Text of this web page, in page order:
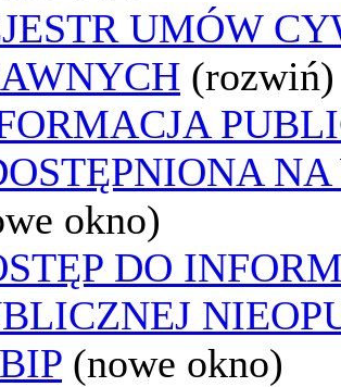
UMÓW
(rozwiń)
okno)
DO
(nowe okno)